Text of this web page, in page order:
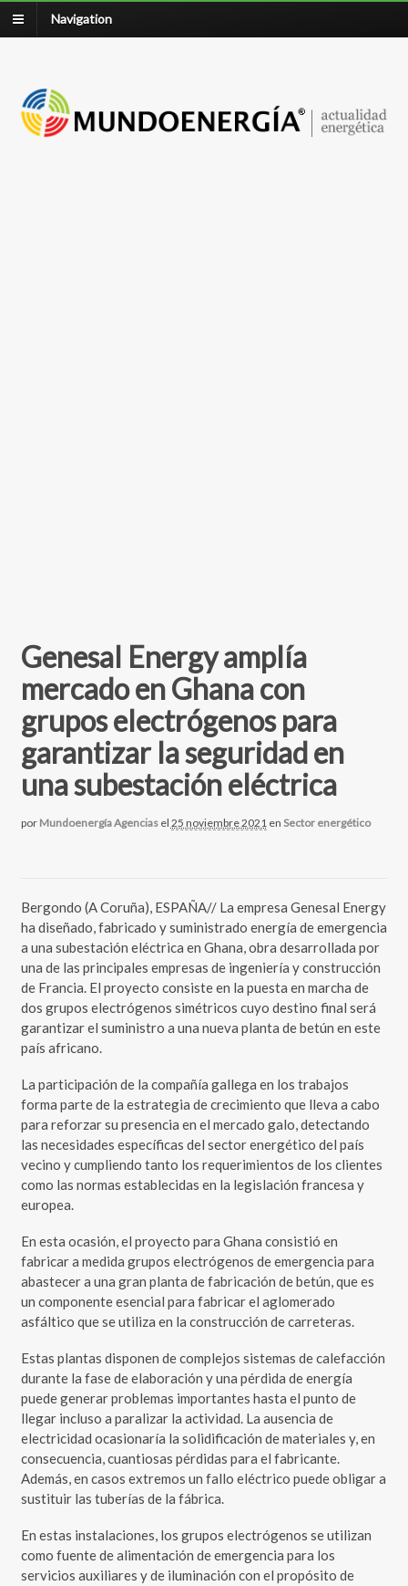
Navigation
Genesal Energy amplía
mercado en Ghana con
grupos electrógenos para
garantizar la seguridad en
una subestación eléctrica
por Mundoenergía Agencias el 25 noviembre 2021 en Sector energético
Bergondo (A Coruña), ESPAÑA// La empresa Genesal Energy
ha diseñado, fabricado y suministrado energía de emergencia
a una subestación eléctrica en Ghana, obra desarrollada por
una de las principales empresas de ingeniería y construcción
de Francia. El proyecto consiste en la puesta en marcha de
dos grupos electrógenos simétricos cuyo destino final será
garantizar el suministro a una nueva planta de betún en este
país africano.
La participación de la compañía gallega en los trabajos
forma parte de la estrategia de crecimiento que lleva a cabo
para reforzar su presencia en el mercado galo, detectando
las necesidades específicas del sector energético del país
vecino y cumpliendo tanto los requerimientos de los clientes
como las normas establecidas en la legislación francesa y
europea.
En esta ocasión, el proyecto para Ghana consistió en
fabricar a medida grupos electrógenos de emergencia para
abastecer a una gran planta de fabricación de betún, que es
un componente esencial para fabricar el aglomerado
asfáltico que se utiliza en la construcción de carreteras.
Estas plantas disponen de complejos sistemas de calefacción
durante la fase de elaboración y una pérdida de energía
puede generar problemas importantes hasta el punto de
llegar incluso a paralizar la actividad. La ausencia de
electricidad ocasionaría la solidificación de materiales y, en
consecuencia, cuantiosas pérdidas para el fabricante.
Además, en casos extremos un fallo eléctrico puede obligar a
sustituir las tuberías de la fábrica.
En estas instalaciones, los grupos electrógenos se utilizan
como fuente de alimentación de emergencia para los
servicios auxiliares y de iluminación con el propósito de